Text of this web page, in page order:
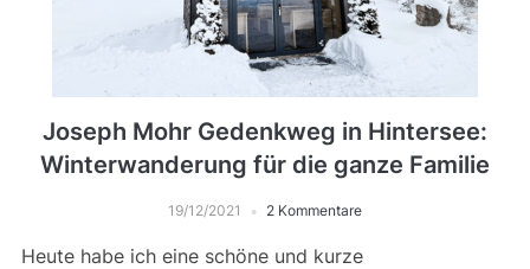
Joseph Mohr Gedenkweg in Hintersee:
Winterwanderung für die ganze Familie
19/12/2021 2 Kommentare
Heute habe ich eine schöne und kurze